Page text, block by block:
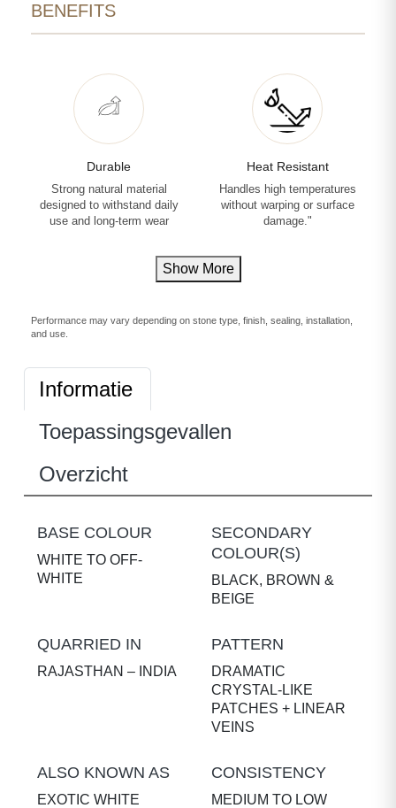
BENEFITS
Durable
Strong natural material
designed to withstand daily
use and long-term wear
Heat Resistant
Handles high temperatures
without warping or surface
damage."
Show More
Performance may vary depending on stone type, finish, sealing, installation,
and use.
Informatie
Toepassingsgevallen
Overzicht
BASE COLOUR
WHITE TO OFF-
WHITE
SECONDARY
COLOUR(S)
BLACK, BROWN &
BEIGE
QUARRIED IN
RAJASTHAN – INDIA
PATTERN
DRAMATIC
CRYSTAL-LIKE
PATCHES + LINEAR
VEINS
ALSO KNOWN AS
EXOTIC WHITE
CONSISTENCY
MEDIUM TO LOW